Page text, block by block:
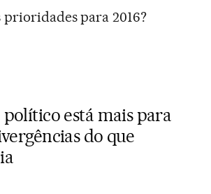
prioridades para 2016?
está mais para
do que